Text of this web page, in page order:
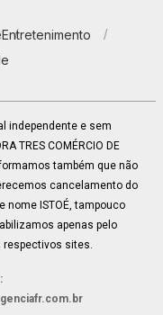
Entretenimento
independente e sem
TRES COMÉRCIO DE
também que não
cancelamento do
ISTOÉ, tampouco
apenas pelo
respectivos sites.